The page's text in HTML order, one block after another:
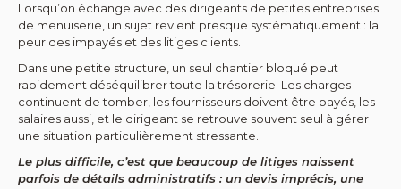
Lorsqu’on échange avec des dirigeants de petites entreprises
de menuiserie, un sujet revient presque systématiquement : la
peur des impayés et des litiges clients.
Dans une petite structure, un seul chantier bloqué peut
rapidement déséquilibrer toute la trésorerie. Les charges
continuent de tomber, les fournisseurs doivent être payés, les
salaires aussi, et le dirigeant se retrouve souvent seul à gérer
une situation particulièrement stressante.
Le plus difficile, c’est que beaucoup de litiges naissent
parfois de détails administratifs : un devis imprécis, une